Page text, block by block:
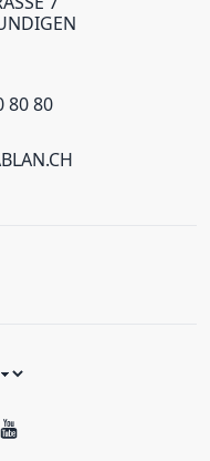
80 80